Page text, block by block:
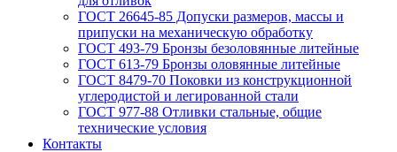
ГОСТ 26645-85 Допуски размеров, массы и
припуски на механическую обработку
ГОСТ 493-79 Бронзы безоловянные литейные
ГОСТ 613-79 Бронзы оловянные литейные
ГОСТ 8479-70 Поковки из конструкционной
углеродистой и легированной стали
ГОСТ 977-88 Отливки стальные, общие
технические условия
Контакты